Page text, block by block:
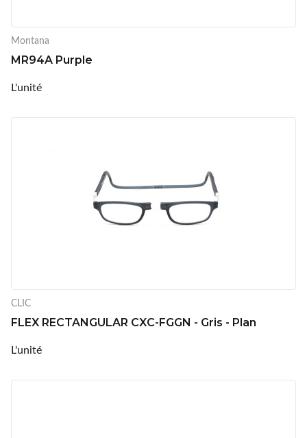
Montana
MR94A Purple
L'unité
CLIC
FLEX RECTANGULAR CXC-FGGN - Gris - Plan
L'unité